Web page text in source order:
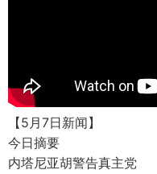
【5月7日新闻】
今日摘要
内塔尼亚胡警告真主党